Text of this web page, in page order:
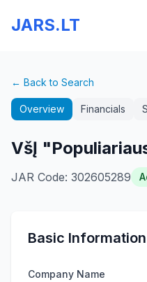
JARS.LT
← Back to Search
Overview Financials
VšĮ
JAR Code: 302605289
Basic Information
Company Name